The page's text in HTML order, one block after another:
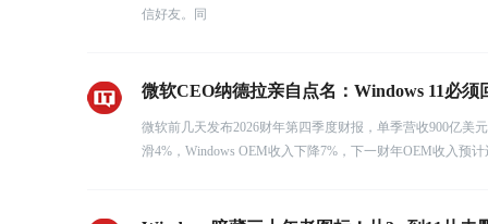
信好友。同
微软CEO纳德拉亲自点名：Windows 11必须
微软前几天发布2026财年第四季度财报，单季营收900亿美
滑4%，Windows OEM收入下降7%，下一财年OEM收入预